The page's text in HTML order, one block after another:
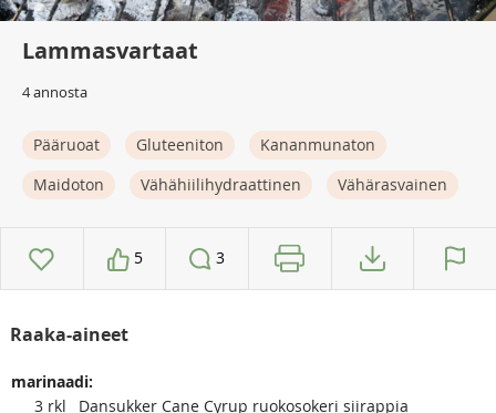
Lammasvartaat
4 annosta
Pääruoat Gluteeniton
Kananmunaton
Maidoton
Vähähiilihydraattinen Vähärasvainen
5 3
Raaka-aineet
marinaadi:
3 rkl
Dansukker Cane Cyrup ruokosokeri siirappia